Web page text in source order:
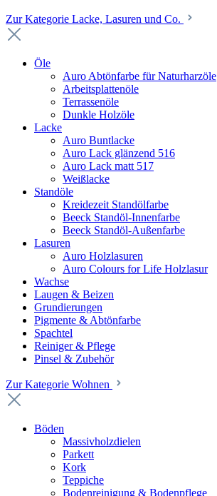
Zur Kategorie Lacke, Lasuren und Co.
Öle
Auro Abtönfarbe für Naturharzöle
Arbeitsplattenöle
Terrassenöle
Dunkle Holzöle
Lacke
Auro Buntlacke
Auro Lack glänzend 516
Auro Lack matt 517
Weißlacke
Standöle
Kreidezeit Standölfarbe
Beeck Standöl-Innenfarbe
Beeck Standöl-Außenfarbe
Lasuren
Auro Holzlasuren
Auro Colours for Life Holzlasur
Wachse
Laugen & Beizen
Grundierungen
Pigmente & Abtönfarbe
Spachtel
Reiniger & Pflege
Pinsel & Zubehör
Zur Kategorie Wohnen
Böden
Massivholzdielen
Parkett
Kork
Teppiche
Bodenreinigung & Bodenpflege